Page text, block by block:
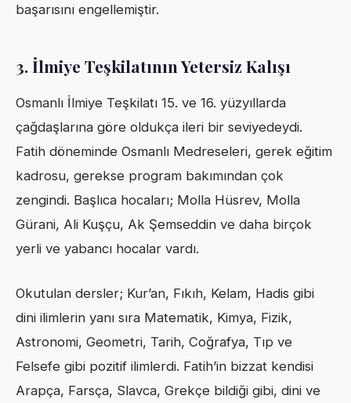
başarısını engellemiştir.
3. İlmiye Teşkilatının Yetersiz Kalışı
Osmanlı İlmiye Teşkilatı 15. ve 16. yüzyıllarda
çağdaşlarına göre oldukça ileri bir seviyedeydi.
Fatih döneminde Osmanlı Medreseleri, gerek eğitim
kadrosu, gerekse program bakımından çok
zengindi. Başlıca hocaları; Molla Hüsrev, Molla
Gürani, Ali Kuşçu, Ak Şemseddin ve daha birçok
yerli ve yabancı hocalar vardı.
Okutulan dersler; Kur’an, Fıkıh, Kelam, Hadis gibi
dini ilimlerin yanı sıra Matematik, Kimya, Fizik,
Astronomi, Geometri, Tarih, Coğrafya, Tıp ve
Felsefe gibi pozitif ilimlerdi. Fatih’in bizzat kendisi
Arapça, Farsça, Slavca, Grekçe bildiği gibi, dini ve